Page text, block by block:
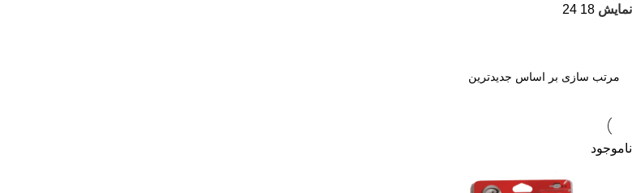
نمایش 18
24
ناموجود